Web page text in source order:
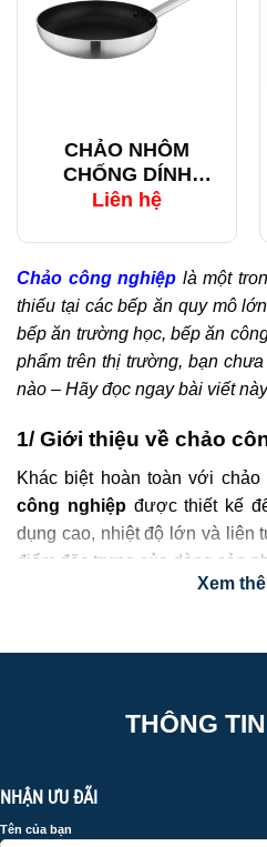
CHẢO NHÔM
CHỐNG DÍNH
EAST 103921
Liên hệ
Chảo công nghiệp là một
thiếu tại các bếp ăn quy mô
bếp ăn trường học, bếp ăn
phẩm trên thị trường, bạn
nào – Hãy đọc ngay bài viết
1/ Giới thiệu về chảo
Khác biệt hoàn toàn với chảo
công nghiệpđược thiết kế
dụng cao, nhiệt độ lớn và liên
điểm đặc trưng của dòng sản
Chảo công nghiệp thường
số lần nấu trong ngày.
Xem
THÔNG
NHẬN ƯU ĐÃI
Tên của bạn